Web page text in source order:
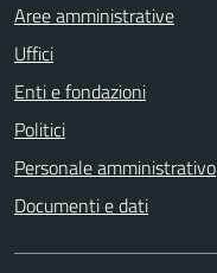
Aree amministrative
Uffici
Enti e fondazioni
Politici
Personale amministrativo
Documenti e dati